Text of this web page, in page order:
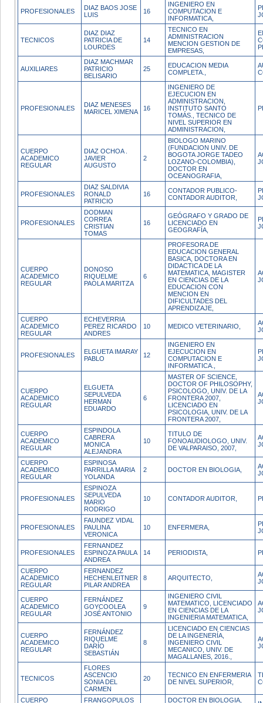
PROFESIONALES
DIAZ BAOS JOSE
LUIS
16
INGENIERO EN
COMPUTACION E
INFORMATICA,
TECNICOS
DIAZ DIAZ
PATRICIA DE
LOURDES
14
TECNICO EN
ADMINISTRACION
MENCION GESTION DE
EMPRESAS,
AUXILIARES
DIAZ MACHMAR
PATRICIO
BELISARIO
25
EDUCACION MEDIA
COMPLETA.,
PROFESIONALES
DIAZ MENESES
MARICEL XIMENA
16
INGENIERO DE
EJECUCION EN
ADMINISTRACION,
INSTITUTO SANTO
TOMÁS., TECNICO DE
NIVEL SUPERIOR EN
ADMINISTRACION,
CUERPO
ACADEMICO
REGULAR
DIAZ OCHOA .
JAVIER
AUGUSTO
2
BIOLOGO MARINO
(FUNDACION UNIV. DE
BOGOTA JORGE TADEO
LOZANO-COLOMBIA),
DOCTOR EN
OCEANOGRAFIA,
PROFESIONALES
DIAZ SALDIVIA
RONALD
PATRICIO
16
CONTADOR PUBLICO-
CONTADOR AUDITOR,
PROFESIONALES
DODMAN
CORREA
CRISTIAN
TOMAS
16
GEÓGRAFO Y GRADO DE
LICENCIADO EN
GEOGRAFÍA,
CUERPO
ACADEMICO
REGULAR
DONOSO
RIQUELME
PAOLA MARITZA
6
PROFESORA DE
EDUCACION GENERAL
BASICA, DOCTORA EN
DIDACTICA DE LA
MATEMATICA, MAGISTER
EN CIENCIAS DE LA
EDUCACION CON
MENCION EN
DIFICULTADES DEL
APRENDIZAJE,
CUERPO
ACADEMICO
REGULAR
ECHEVERRIA
PEREZ RICARDO
ANDRES
10 MEDICO VETERINARIO,
PROFESIONALES
ELGUETA IMARAY
PABLO
12
INGENIERO EN
EJECUCION EN
COMPUTACION E
INFORMATICA.,
CUERPO
ACADEMICO
REGULAR
ELGUETA
SEPULVEDA
HERMAN
EDUARDO
6
MASTER OF SCIENCE,
DOCTOR OF PHILOSOPHY,
PSICOLOGO, UNIV. DE LA
FRONTERA 2007,
LICENCIADO EN
PSICOLOGIA, UNIV. DE LA
FRONTERA 2007,
CUERPO
ACADEMICO
REGULAR
ESPINDOLA
CABRERA
MONICA
ALEJANDRA
10
TITULO DE
FONOAUDIOLOGO, UNIV.
DE VALPARAISO, 2007,
CUERPO
ACADEMICO
REGULAR
ESPINOSA
PARRILLA MARIA
YOLANDA
2 DOCTOR EN BIOLOGIA,
PROFESIONALES
ESPINOZA
SEPULVEDA
MARIO
RODRIGO
10 CONTADOR AUDITOR,
PROFESIONALES
FAUNDEZ VIDAL
PAULINA
VERONICA
10 ENFERMERA,
PROFESIONALES
FERNANDEZ
ESPINOZA PAULA
ANDREA
14 PERIODISTA,
CUERPO
ACADEMICO
REGULAR
FERNANDEZ
HECHENLEITNER
PILAR ANDREA
8 ARQUITECTO,
CUERPO
ACADEMICO
REGULAR
FERNÁNDEZ
GOYCOOLEA
JOSÉ ANTONIO
9
INGENIERO CIVIL
MATEMATICO, LICENCIADO
EN CIENCIAS DE LA
INGENIERIA MATEMATICA,
CUERPO
ACADEMICO
REGULAR
FERNÁNDEZ
RIQUELME
DARÍO
SEBASTIÁN
8
LICENCIADO EN CIENCIAS
DE LA INGENERÍA,
INGENIERO CIVIL
MECANICO, UNIV. DE
MAGALLANES, 2016.,
TECNICOS
FLORES
ASCENCIO
SONIA DEL
CARMEN
20
TECNICO EN ENFERMERIA
DE NIVEL SUPERIOR,
CUERPO FRANGOPULOS DOCTOR EN BIOLOGIA,